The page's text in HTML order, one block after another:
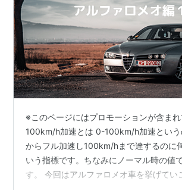
※このページにはプロモーションが含ま
100km/h加速とは 0-100km/h加速とい
からフル加速し100km/hまで達するのに
いう指標です。ちなみにノーマル時の値
す。 今回はアルファロメオ車を挙げてい